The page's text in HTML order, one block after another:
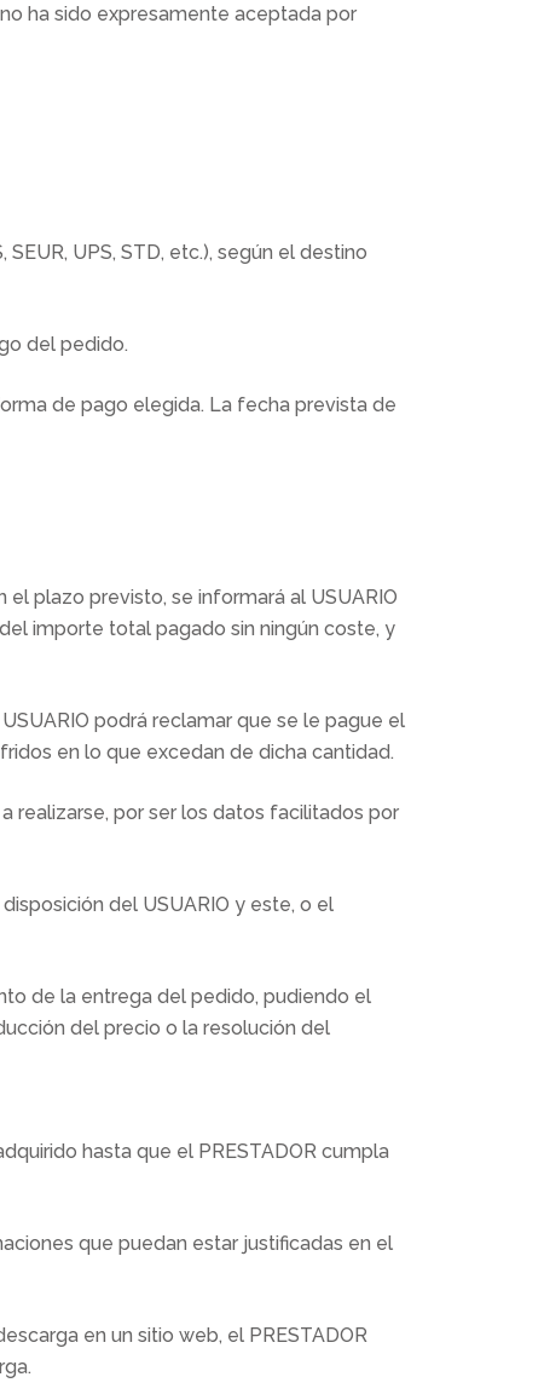
ha sido expresamente aceptada por
UPS, STD, etc.), según el destino
del pedido.
de pago elegida. La fecha prevista de
plazo previsto, se informará al USUARIO
importe total pagado sin ningún coste, y
podrá reclamar que se le pague el
en lo que excedan de dicha cantidad.
realizarse, por ser los datos facilitados por
del USUARIO y este, o el
de la entrega del pedido, pudiendo el
del precio o la resolución del
hasta que el PRESTADOR cumpla
que puedan estar justificadas en el
en un sitio web, el PRESTADOR